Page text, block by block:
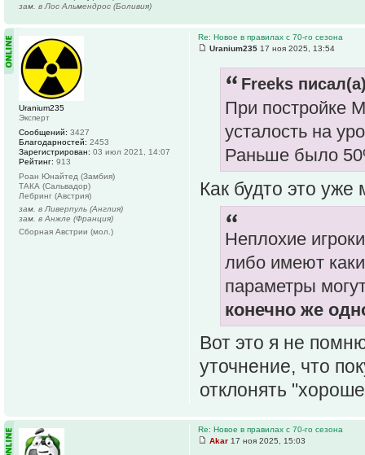
зам. в Лос Альмендрос (Боливия)
Re: Новое в правилах с 70-го сезона
Uranium235 17 ноя 2025, 13:54
Freeks
При постройке
усталость на
Раньше было
Как будто это
Неплохие
либо имеют
параметры
конечно же
Вот это я не
уточнение, что
отклонять
Uranium235
Эксперт
Сообщений: 3427
Благодарностей: 2453
Зарегистрирован: 03 июл 2021, 14:07
Рейтинг: 913
Роан Юнайтед (Замбия)
ТАКА (Сальвадор)
Лебринг (Австрия)
зам. в Ливерпуль (Англия)
зам. в Анжле (Франция)
Сборная Австрии (мол.)
Re: Новое в правилах с 70-го сезона
Akar 17 ноя 2025, 15:03